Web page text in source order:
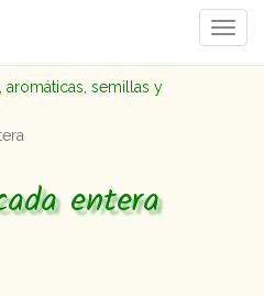
aromáticas, semillas y
entera